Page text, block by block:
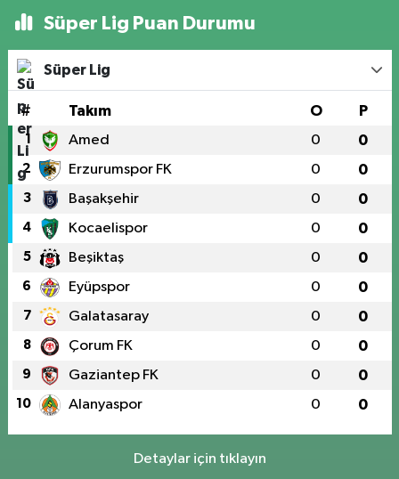
Süper Lig Puan Durumu
Süper Lig
# Takım O P
1 Amed 0 0
2 Erzurumspor FK 0 0
3 Başakşehir 0 0
4 Kocaelispor 0 0
5 Beşiktaş 0 0
6 Eyüpspor 0 0
7 Galatasaray 0 0
8 Çorum FK 0 0
9 Gaziantep FK 0 0
10 Alanyaspor 0 0
Detaylar için tıklayın